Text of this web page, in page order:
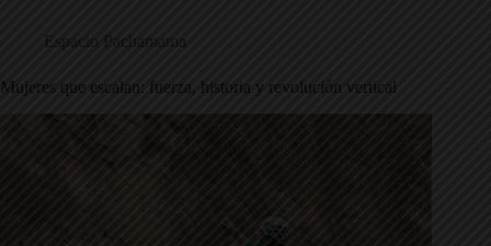
Espacio Pachamama
Mujeres que escalan: fuerza, historia y revolución vertical